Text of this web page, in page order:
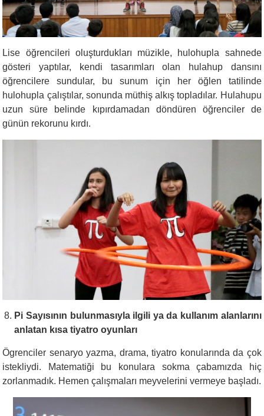
Lise öğrencileri oluşturdukları müzikle, hulohupla sahnede
gösteri yaptılar, kendi tasarımları olan hulahup dansını
öğrencilere sundular, bu sunum için her öğlen tatilinde
hulohupla çalıştılar, sonunda müthiş alkış topladılar. Hulahupu
uzun süre belinde kıpırdamadan döndüren öğrenciler de
günün rekorunu kırdı.
Pi Sayısının bulunmasıyla ilgili ya da kullanım alanlarını
anlatan kısa tiyatro oyunları
Ögrenciler senaryo yazma, drama, tiyatro konularında da çok
istekliydi. Matematiği bu konulara sokma çabamızda hiç
zorlanmadık. Hemen çalışmaları meyvelerini vermeye başladı.